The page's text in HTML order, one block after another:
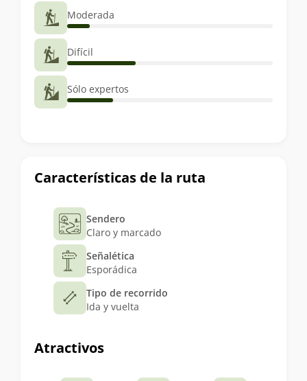
Características de la ruta
Sendero
Claro y marcado
Señalética
Esporádica
Tipo de recorrido
Ida y vuelta
Atractivos
Moderada
Difícil
Sólo expertos